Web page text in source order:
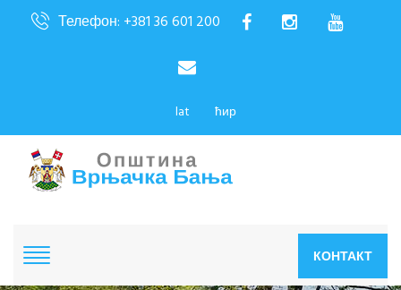
Телефон: +381 36 601 200
lat ћир
КОНТАКТ